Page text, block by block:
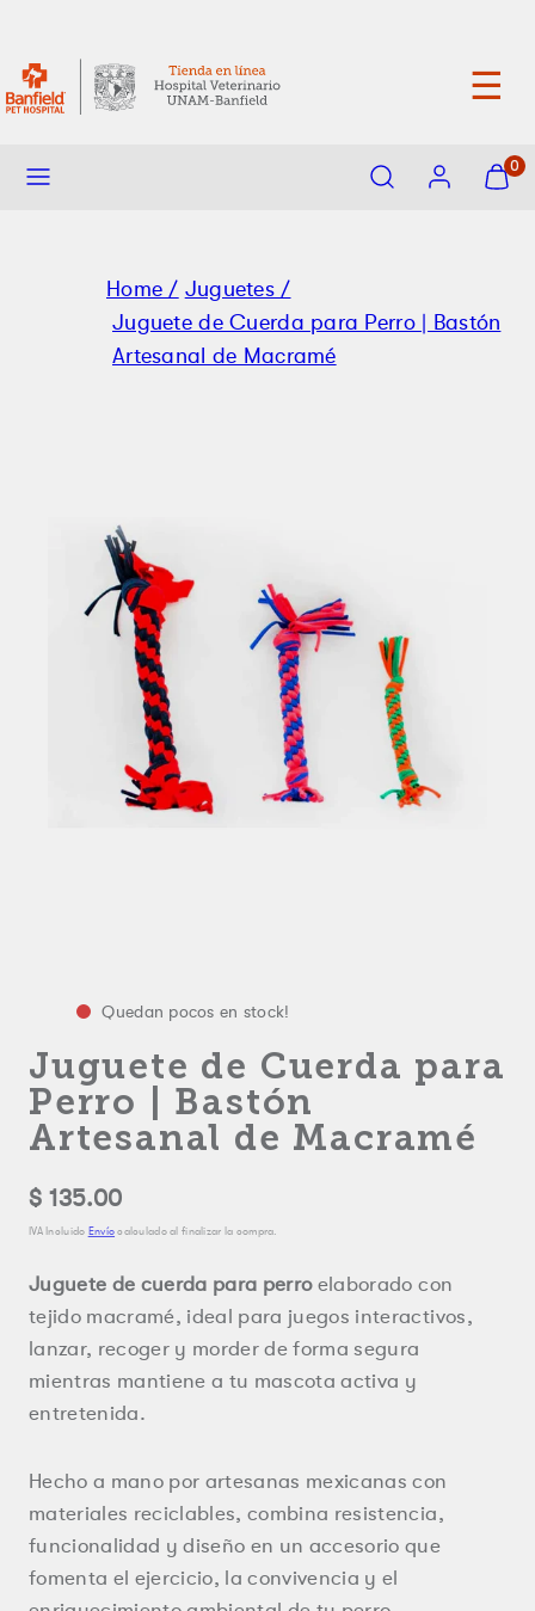
☰
contenido
mi
carrito
0
Home / Juguetes /
Juguete de Cuerda para Perro | Bastón
Artesanal de Macramé
Quedan pocos en stock!
Juguete de Cuerda para
Perro | Bastón
Artesanal de Macramé
Precio
regular
$ 135.00
IVA Incluido Envío calculado al finalizar la compra.
Juguete de cuerda para perroelaborado con
tejido macramé, ideal para juegos interactivos,
lanzar, recoger y morder de forma segura
mientras mantiene a tu mascota activa y
entretenida.
Hecho a mano por artesanas mexicanas con
materiales reciclables, combina resistencia,
funcionalidad y diseño en un accesorio que
fomenta el ejercicio, la convivencia y el